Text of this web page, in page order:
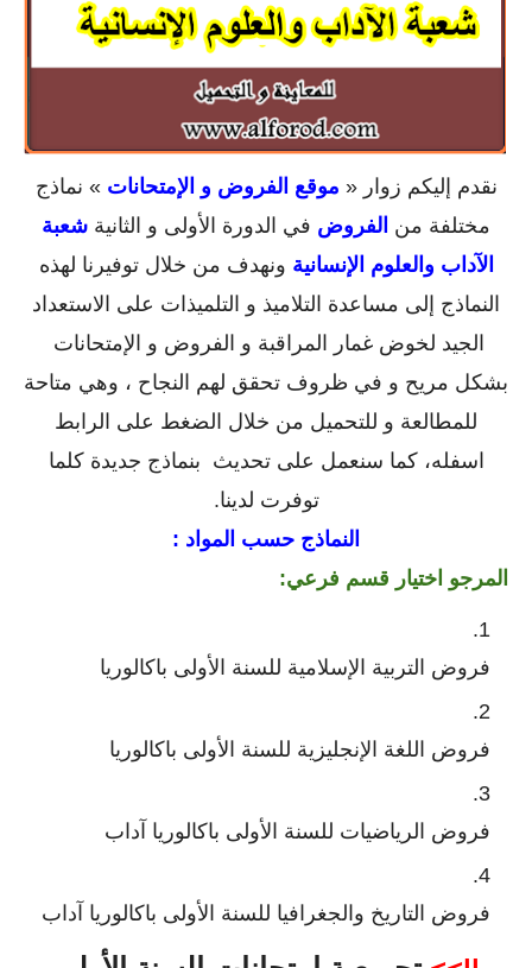
نقدم إليكم زوار « موقع الفروض و الإمتحانات » نماذج
مختلفة من الفروض في الدورة الأولى و الثانية شعبة
الآداب والعلوم الإنسانية ونهدف من خلال توفيرنا لهذه
النماذج إلى مساعدة التلاميذ و التلميذات على الاستعداد
الجيد لخوض غمار المراقبة و الفروض و الإمتحانات
بشكل مريح و في ظروف تحقق لهم النجاح ، وهي متاحة
للمطالعة و للتحميل من خلال الضغط على الرابط
اسفله، كما سنعمل على تحديث بنماذج جديدة كلما
توفرت لدينا.
النماذج حسب المواد :
المرجو اختيار قسم فرعي:
فروض التربية الإسلامية للسنة الأولى باكالوريا
فروض اللغة الإنجليزية للسنة الأولى باكالوريا
فروض الرياضيات للسنة الأولى باكالوريا آداب
فروض التاريخ والجغرافيا للسنة الأولى باكالوريا آداب